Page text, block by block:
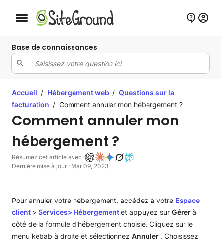
Bouton de navigation mobile
Base de connaissances
Accueil / Hébergement web / Questions sur la
facturation / Comment annuler mon hébergement ?
Comment annuler mon
hébergement ?
Résumez cet article avec :
Dernière mise à jour : Mar 09, 2023
Pour annuler votre hébergement, accédez à votre Espace
client > Services> Hébergementet appuyez sur Gérerà
côté de la formule d’hébergement choisie. Cliquez sur le
menu kebab à droite et sélectionnez Annuler . Choisissez